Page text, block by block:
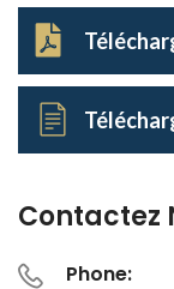
Contactez
Phone: